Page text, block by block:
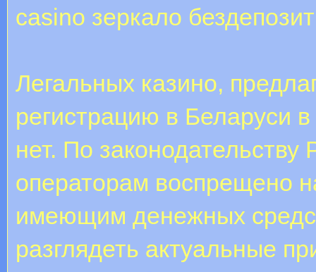
casino зеркало
Легальных казино,
регистрацию в Беларуси
нет. По законодательству
операторам воспрещено
имеющим денежных
разглядеть актуальные